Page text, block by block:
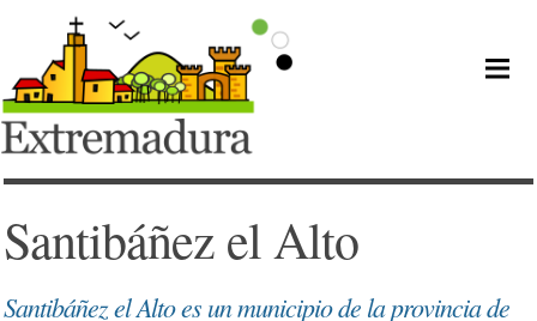
Santibáñez el Alto
Santibáñez el Alto es un municipio de la provincia de